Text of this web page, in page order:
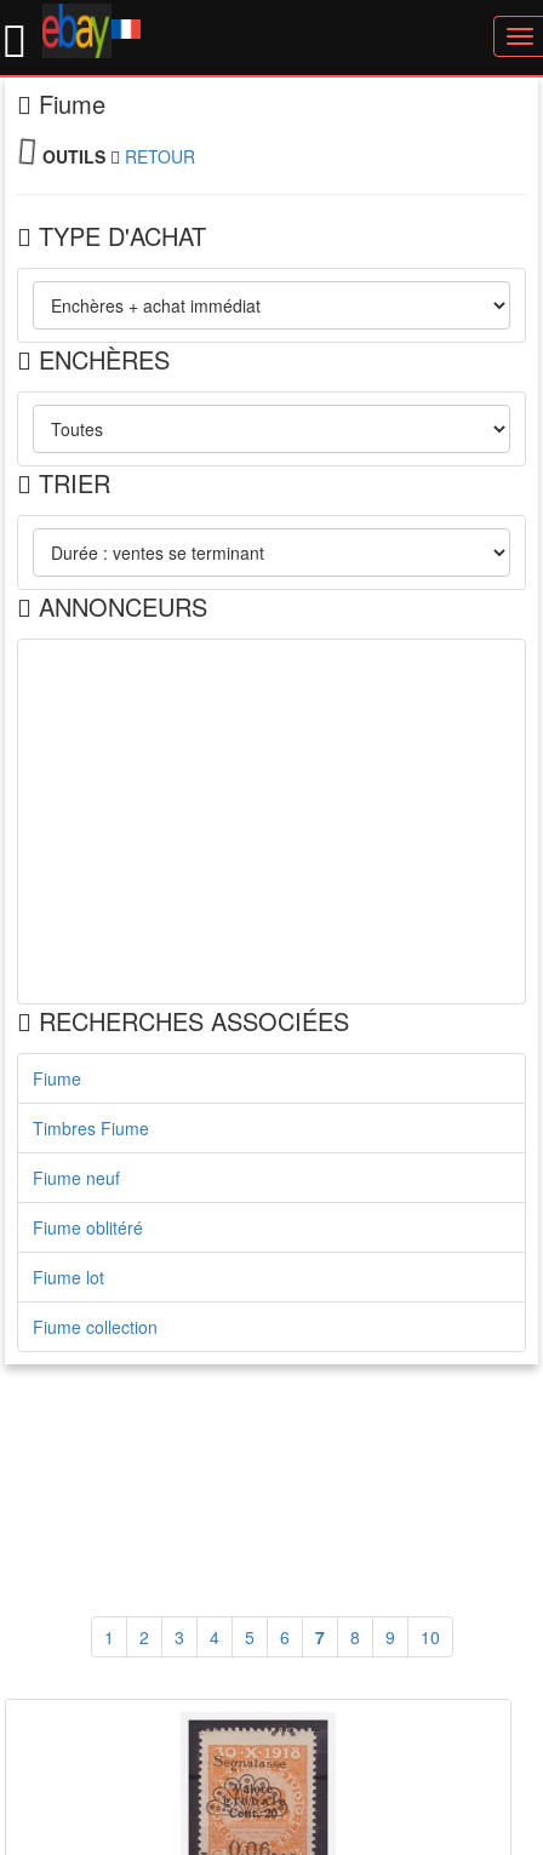
Fiume
OUTILS RETOUR
TYPE D'ACHAT
ENCHÈRES
TRIER
ANNONCEURS
RECHERCHES ASSOCIÉES
Fiume
Timbres Fiume
Fiume neuf
Fiume oblitéré
Fiume lot
Fiume collection
1 2 3 4 5 6 7 8 9 10